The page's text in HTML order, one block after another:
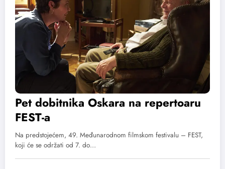
Pet dobitnika Oskara na repertoaru
FEST-a
Na predstojećem, 49. Međunarodnom filmskom festivalu – FEST,
koji će se održati od 7. do…